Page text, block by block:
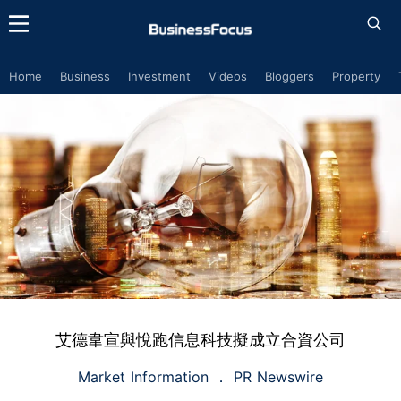
Home Business Investment Videos Bloggers Property
艾德韋宣與悅跑信息科技擬成立合資公司
Market Information PR Newswire